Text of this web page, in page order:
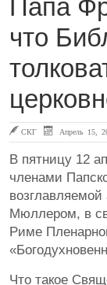
Папа
что
СКГ Апрель 15,
В пятницу 12
членами
Мюллером, в
Риме
Что такое